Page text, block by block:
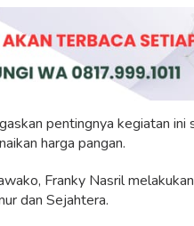
pentingnya kegiatan ini
harga pangan.
Franky Nasril
dan Sejahtera.